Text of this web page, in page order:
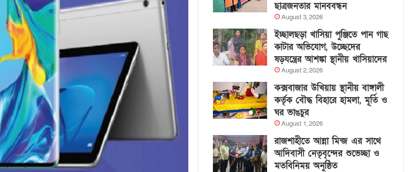
ছাত্রজনতার মানববন্ধন
August 3, 2026
ইচ্ছালছড়া খাসিয়া পুঞ্জিতে পান গাছ
কাটার অভিযোগ, উচ্ছেদের
ষড়যন্ত্রের আশঙ্কা স্থানীয় খাসিয়াদের
August 2, 2026
কক্সবাজার উখিয়ায় স্থানীয় বাঙ্গালী
কর্তৃক বৌদ্ধ বিহারে হামলা, মূর্তি ও
ঘর ভাঙচুর
August 1, 2026
রাজশাহীতে আন্না মিন্জ এর সাথে
আদিবাসী নেতৃবৃন্দের শুভেচ্ছা ও
মতবিনিময় অনুষ্ঠিত